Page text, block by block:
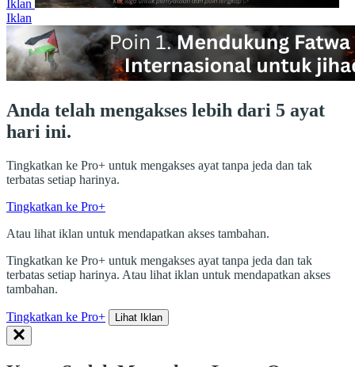
Iklan
Iklan
Anda telah mengakses lebih dari 5 ayat
hari ini.
Tingkatkan ke Pro+ untuk mengakses ayat tanpa jeda dan tak
terbatas setiap harinya.
Tingkatkan ke Pro+
Atau lihat iklan untuk mendapatkan akses tambahan.
Tingkatkan ke Pro+ untuk mengakses ayat tanpa jeda dan tak
terbatas setiap harinya. Atau lihat iklan untuk mendapatkan akses
tambahan.
Tingkatkan ke Pro+ Lihat Iklan